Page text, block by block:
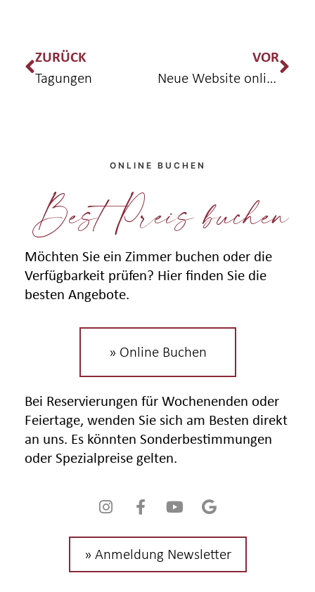
ZURÜCK
Tagungen
VOR
Neue Website online
ONLINE BUCHEN
Best Preis buchen
Möchten Sie ein Zimmer buchen oder die
Verfügbarkeit prüfen? Hier finden Sie die
besten Angebote.
» Online Buchen
Bei Reservierungen für Wochenenden oder
Feiertage, wenden Sie sich am Besten direkt
an uns. Es könnten Sonderbestimmungen
oder Spezialpreise gelten.
» Anmeldung Newsletter